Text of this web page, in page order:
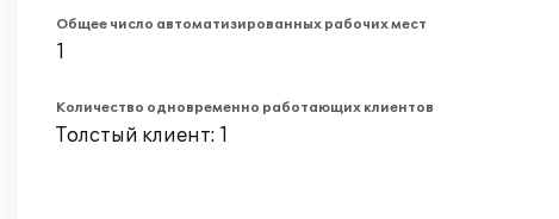
Общее число автоматизированных рабочих мест
1
Количество одновременно работающих клиентов
Толстый клиент: 1